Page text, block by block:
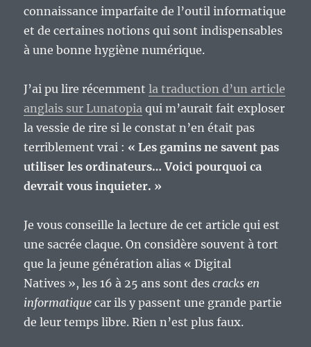
connaissance imparfaite de l’outil informatique
et de certaines notions qui sont indispensables
à une bonne hygiène numérique.
J’ai pu lire récemmentla traduction d’un article
anglais sur Lunatopia qui m’aurait fait exploser
la vessie de rire si le constat n’en était pas
terriblement vrai : « Les gamins ne savent pas
utiliser les ordinateurs… Voici pourquoi ca
devrait vous inquieter. »
Je vous conseille la lecture de cet article qui est
une sacrée claque. On considère souvent à tort
que la jeune génération alias « Digital
Natives », les 16 à 25 ans sont descracks en
informatique car ils y passent une grande partie
de leur temps libre. Rien n’est plus faux.